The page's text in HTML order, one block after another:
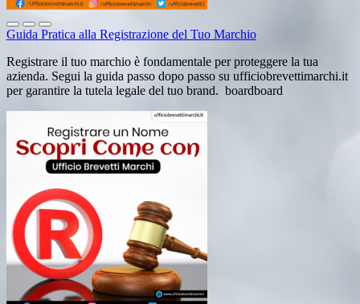
Guida Pratica alla Registrazione del Tuo Marchio
Registrare il tuo marchio è fondamentale per proteggere la tua
azienda. Segui la guida passo dopo passo su ufficiobrevettimarchi.it
per garantire la tutela legale del tuo brand. boardboard